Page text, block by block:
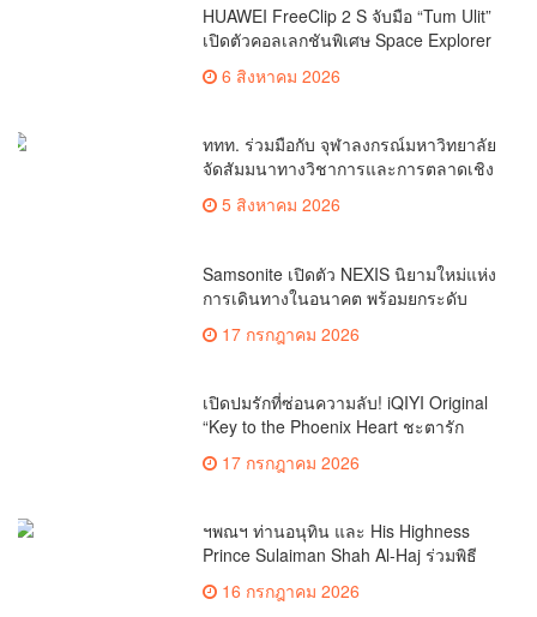
HUAWEI FreeClip 2 S จับมือ “Tum Ulit”
เปิดตัวคอลเลกชันพิเศษ Space Explorer
ถ่ายทอดศิลปะบนเคสหูฟัง
6 สิงหาคม 2026
ททท. ร่วมมือกับ จุฬาลงกรณ์มหาวิทยาลัย
จัดสัมมนาทางวิชาการและการตลาดเชิง
รุกแนะเคล็ดลับปรับธุรกิจท่องเที่ยวไทย
“ขายได้ ขายดี ขายนาน”
5 สิงหาคม 2026
Samsonite เปิดตัว NEXIS นิยามใหม่แห่ง
การเดินทางในอนาคต พร้อมยกระดับ
ทางใจกลางกรุงเทพฯ
17 กรกฎาคม 2026
เปิดปมรักที่ซ่อนความลับ! iQIYI Original
“Key to the Phoenix Heart ชะตารัก
ที่มาพร้อมเกมชิงอำนาจและการไขคดีสุด
17 กรกฎาคม 2026
ฯพณฯ ท่านอนุทิน และ His Highness
Prince Sulaiman Shah Al-Haj ร่วมพิธี
เปิดมหกรรม MEGA HALAL Bangkok
2026 พร้อม MEGA SHOW Bangkok
16 กรกฎาคม 2026